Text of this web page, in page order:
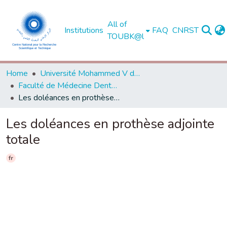
Institutions
All of
TOUBK@l
FAQ CNRST
Home
Université Mohammed V de Rabat
Faculté de Médecine Dentaire - Rabat
Les doléances en prothèse adjointe totale
Les doléances en prothèse adjointe
totale
fr